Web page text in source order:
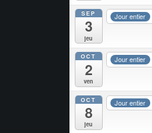
SEP
3
jeu
Jour entier
OCT
2
ven
Jour entier
OCT
8
jeu
Jour entier